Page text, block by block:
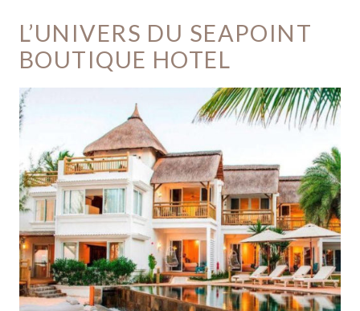
L’UNIVERS DU SEAPOINT
BOUTIQUE HOTEL